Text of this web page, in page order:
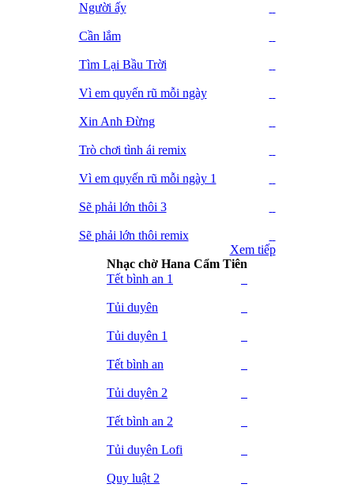
Người ấy
Cần lắm
Tìm Lại Bầu Trời
Vì em quyến rũ mỗi ngày
Xin Anh Đừng
Trò chơi tình ái remix
Vì em quyến rũ mỗi ngày 1
Sẽ phải lớn thôi 3
Sẽ phải lớn thôi remix
Xem tiếp
Nhạc chờ Hana Cẩm Tiên
Tết bình an 1
Tủi duyên
Tủi duyên 1
Tết bình an
Tủi duyên 2
Tết bình an 2
Tủi duyên Lofi
Quy luật 2